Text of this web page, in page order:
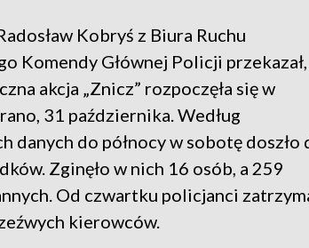
Kobryś z Biura Ruchu
Komendy Głównej Policji przekazał,
akcja „Znicz” rozpoczęła się w
31 października. Według
danych do północy w sobotę doszło
Zginęło w nich 16 osób, a 259
Od czwartku policjanci
kierowców.